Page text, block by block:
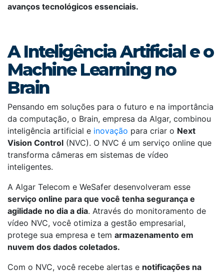
avanços tecnológicos essenciais.
A Inteligência Artificial e o
Machine Learning no
Brain
Pensando em soluções para o futuro e na importância
da computação, o Brain, empresa da Algar, combinou
inteligência artificial e inovação para criar o Next
Vision Control (NVC). O NVC é um serviço online que
transforma câmeras em sistemas de vídeo
inteligentes.
A Algar Telecom e WeSafer desenvolveram esse
serviço online para que você tenha segurança e
agilidade no dia a dia. Através do monitoramento de
vídeo NVC, você otimiza a gestão empresarial,
protege sua empresa e tem armazenamento em
nuvem dos dados coletados.
Com o NVC, você recebe alertas e notificações na